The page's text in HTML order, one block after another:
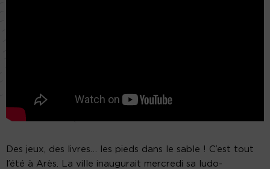
Des jeux, des livres… les pieds dans le sable ! C’est tout
l’été à Arès. La ville inaugurait mercredi sa ludo-